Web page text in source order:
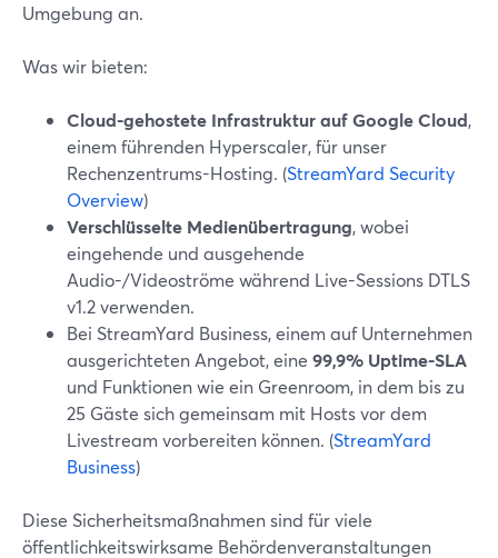
Umgebung an.
Was wir bieten:
Cloud-gehostete Infrastruktur auf Google Cloud,
einem führenden Hyperscaler, für unser
Rechenzentrums-Hosting. (StreamYard Security
Overview)
Verschlüsselte Medienübertragung, wobei
eingehende und ausgehende
Audio-/Videoströme während Live-Sessions DTLS
v1.2 verwenden.
Bei StreamYard Business, einem auf Unternehmen
ausgerichteten Angebot, eine 99,9% Uptime-SLA
und Funktionen wie ein Greenroom, in dem bis zu
25 Gäste sich gemeinsam mit Hosts vor dem
Livestream vorbereiten können. (StreamYard
Business)
Diese Sicherheitsmaßnahmen sind für viele
öffentlichkeitswirksame Behördenveranstaltungen